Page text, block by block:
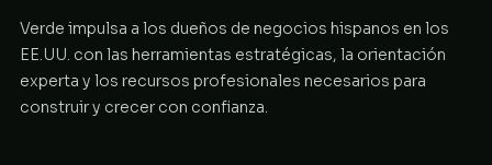
COMENZAR
Verde impulsa a los dueños de negocios hispanos en los
EE.UU. con las herramientas estratégicas, la orientación
experta y los recursos profesionales necesarios para
construir y crecer con confianza.